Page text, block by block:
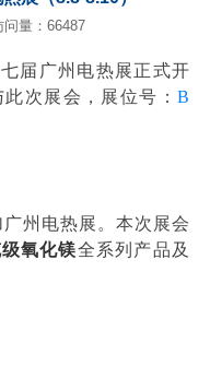
问量：66487
届广州电热展正式开
次展会，展位号：B
州电热展。本次展会
氧化镁全系列产品及